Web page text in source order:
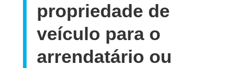
propriedade de
veículo para o
arrendatário ou